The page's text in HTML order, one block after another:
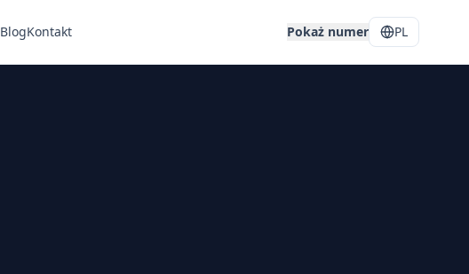
BlogKontakt Pokaż numer PL